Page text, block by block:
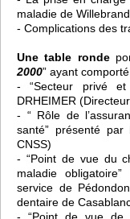
maladie de Willebrand
- Complications des
Une table ronde
2000” ayant
- “Secteur privé et
DRHEIMER
- “ Rôle de
santé” présenté
CNSS)
- “Point de vue du
maladie
service de
dentaire de
- “Point de vue de